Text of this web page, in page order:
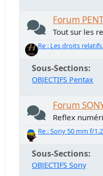
Forum
Tout sur les
Re : Les droits
Sous-Sections
OBJECTIFS Pentax
Forum
Reflex
Re : Sony 50 mm f/
Sous-Sections
OBJECTIFS Sony